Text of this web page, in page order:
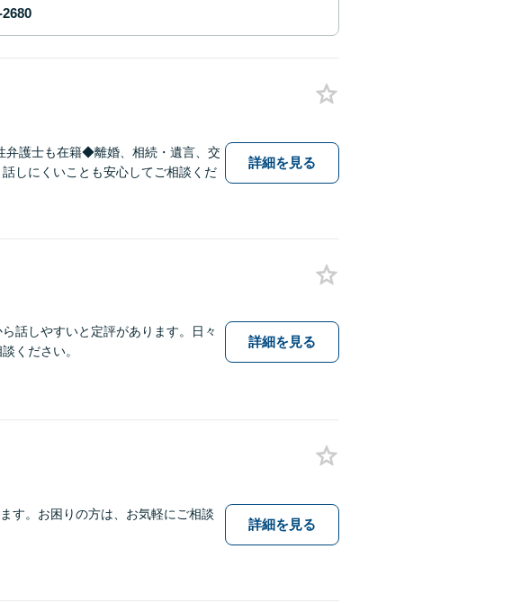
護士も在籍◆離婚、相続・遺言、交
しにくいことも安心してご相談くだ
詳細を見る
話しやすいと定評があります。日々
ください。
詳細を見る
す。お困りの方は、お気軽にご相談
詳細を見る